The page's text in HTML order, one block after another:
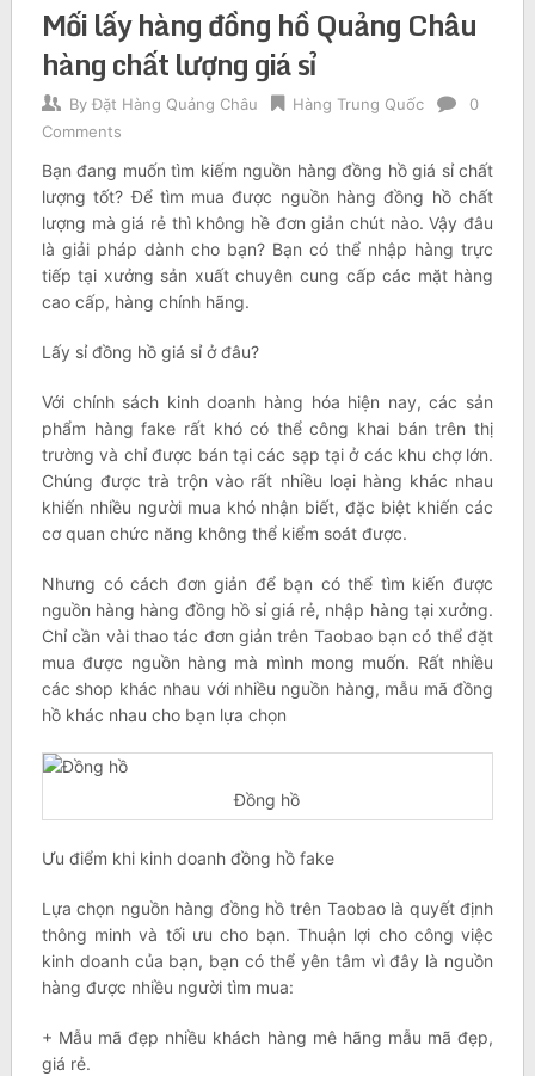
Mối lấy hàng đồng hồ Quảng Châu
hàng chất lượng giá sỉ
By Đặt Hàng Quảng Châu Hàng Trung Quốc
0
Comments
Bạn đang muốn tìm kiếm nguồn hàng đồng hồ giá sỉ chất
lượng tốt? Để tìm mua được nguồn hàng đồng hồ chất
lượng mà giá rẻ thì không hề đơn giản chút nào. Vậy đâu
là giải pháp dành cho bạn? Bạn có thể nhập hàng trực
tiếp tại xưởng sản xuất chuyên cung cấp các mặt hàng
cao cấp, hàng chính hãng.
Lấy sỉ đồng hồ giá sỉ ở đâu?
Với chính sách kinh doanh hàng hóa hiện nay, các sản
phẩm hàng fake rất khó có thể công khai bán trên thị
trường và chỉ được bán tại các sạp tại ở các khu chợ lớn.
Chúng được trà trộn vào rất nhiều loại hàng khác nhau
khiến nhiều người mua khó nhận biết, đặc biệt khiến các
cơ quan chức năng không thể kiểm soát được.
Nhưng có cách đơn giản để bạn có thể tìm kiến được
nguồn hàng hàng đồng hồ sỉ giá rẻ, nhập hàng tại xưởng.
Chỉ cần vài thao tác đơn giản trên Taobao bạn có thể đặt
mua được nguồn hàng mà mình mong muốn. Rất nhiều
các shop khác nhau với nhiều nguồn hàng, mẫu mã đồng
hồ khác nhau cho bạn lựa chọn
Đồng hồ
Ưu điểm khi kinh doanh đồng hồ fake
Lựa chọn nguồn hàng đồng hồ trên Taobao là quyết định
thông minh và tối ưu cho bạn. Thuận lợi cho công việc
kinh doanh của bạn, bạn có thể yên tâm vì đây là nguồn
hàng được nhiều người tìm mua:
+ Mẫu mã đẹp nhiều khách hàng mê hãng mẫu mã đẹp,
giá rẻ.